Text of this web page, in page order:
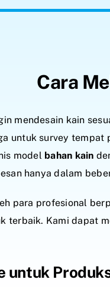
Cara
mendesain kain
untuk survey
model bahan kain
hanya dalam
para profesional
terbaik. Kami dapat
untuk